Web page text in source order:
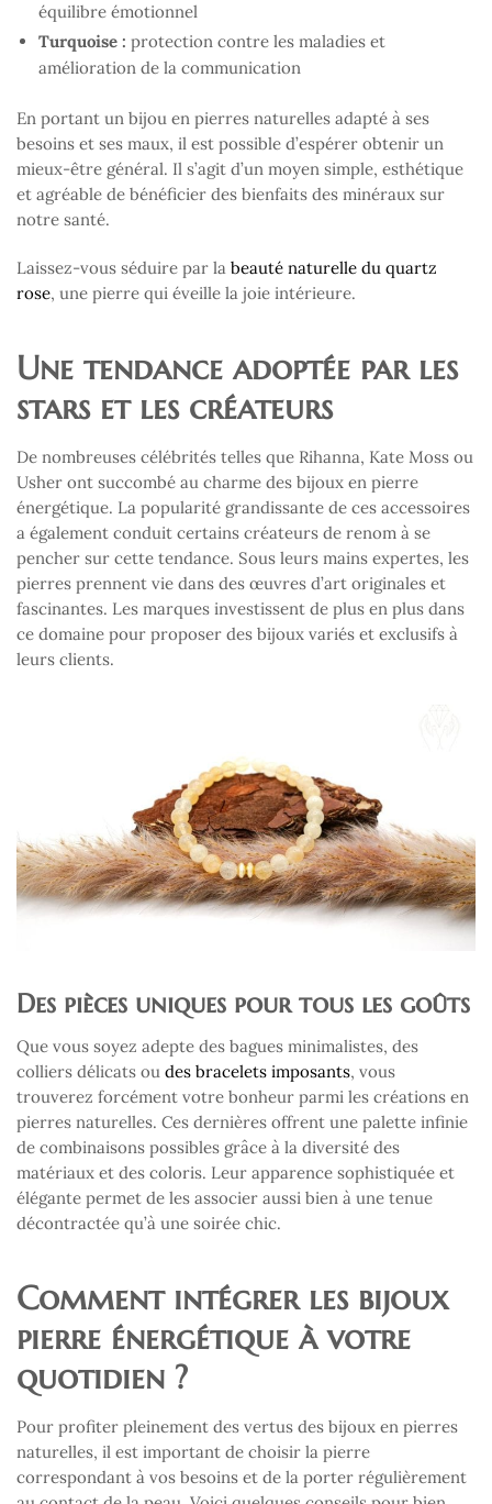
équilibre émotionnel
Turquoise : protection contre les maladies et
amélioration de la communication
En portant un bijou en pierres naturelles adapté à ses
besoins et ses maux, il est possible d’espérer obtenir un
mieux-être général. Il s’agit d’un moyen simple, esthétique
et agréable de bénéficier des bienfaits des minéraux sur
notre santé.
Laissez-vous séduire par la beauté naturelle du quartz
rose, une pierre qui éveille la joie intérieure.
Une tendance adoptée par les
stars et les créateurs
De nombreuses célébrités telles que Rihanna, Kate Moss ou
Usher ont succombé au charme des bijoux en pierre
énergétique. La popularité grandissante de ces accessoires
a également conduit certains créateurs de renom à se
pencher sur cette tendance. Sous leurs mains expertes, les
pierres prennent vie dans des œuvres d’art originales et
fascinantes. Les marques investissent de plus en plus dans
ce domaine pour proposer des bijoux variés et exclusifs à
leurs clients.
Des pièces uniques pour tous les goûts
Que vous soyez adepte des bagues minimalistes, des
colliers délicats ou des bracelets imposants, vous
trouverez forcément votre bonheur parmi les créations en
pierres naturelles. Ces dernières offrent une palette infinie
de combinaisons possibles grâce à la diversité des
matériaux et des coloris. Leur apparence sophistiquée et
élégante permet de les associer aussi bien à une tenue
décontractée qu’à une soirée chic.
Comment intégrer les bijoux
pierre énergétique à votre
quotidien ?
Pour profiter pleinement des vertus des bijoux en pierres
naturelles, il est important de choisir la pierre
correspondant à vos besoins et de la porter régulièrement